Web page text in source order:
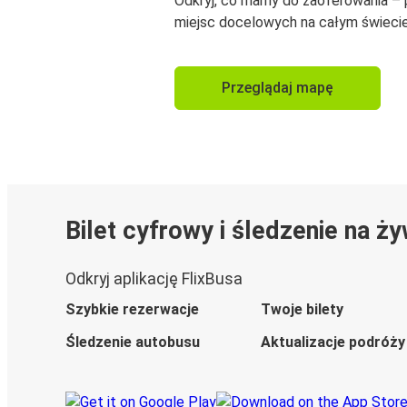
miejsc docelowych na całym
Przeglądaj mapę
Bilet cyfrowy i śledzenie na
Odkryj aplikację FlixBusa
Szybkie rezerwacje
Twoje bilety
Śledzenie autobusu
Aktualizacje podróży